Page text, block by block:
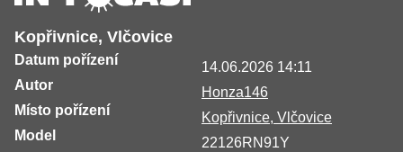
Kopřivnice, Vlčovice
Datum pořízení
14.06.2026 14:11
Autor
Honza146
Místo pořízení
Kopřivnice, Vlčovice
Model
22126RN91Y